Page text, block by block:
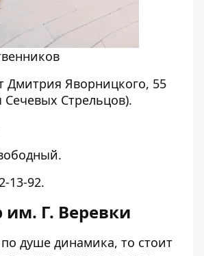
Дмитрия Яворницкого, 55
Сечевых Стрельцов).
13-92.
им. Г. Веревки
душе динамика, то стоит